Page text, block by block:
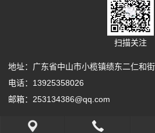
扫描关注
地址：广东省中山市小榄镇绩东二仁和
电话：13925358026
邮箱：253134386@qq.com